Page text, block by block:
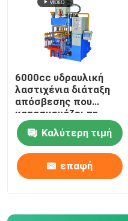
6000cc υδραυλική
λαστιχένια διάταξη
απόσβεσης που
κατασκευάζει τη
μηχανή τη λαστιχένια
μηχανή εγχύσεων
Τύπου
Καλύτερη τιμή
επαφή